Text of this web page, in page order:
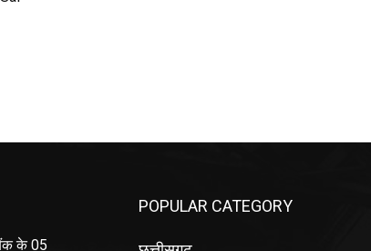
के 05
POPULAR CATEGORY